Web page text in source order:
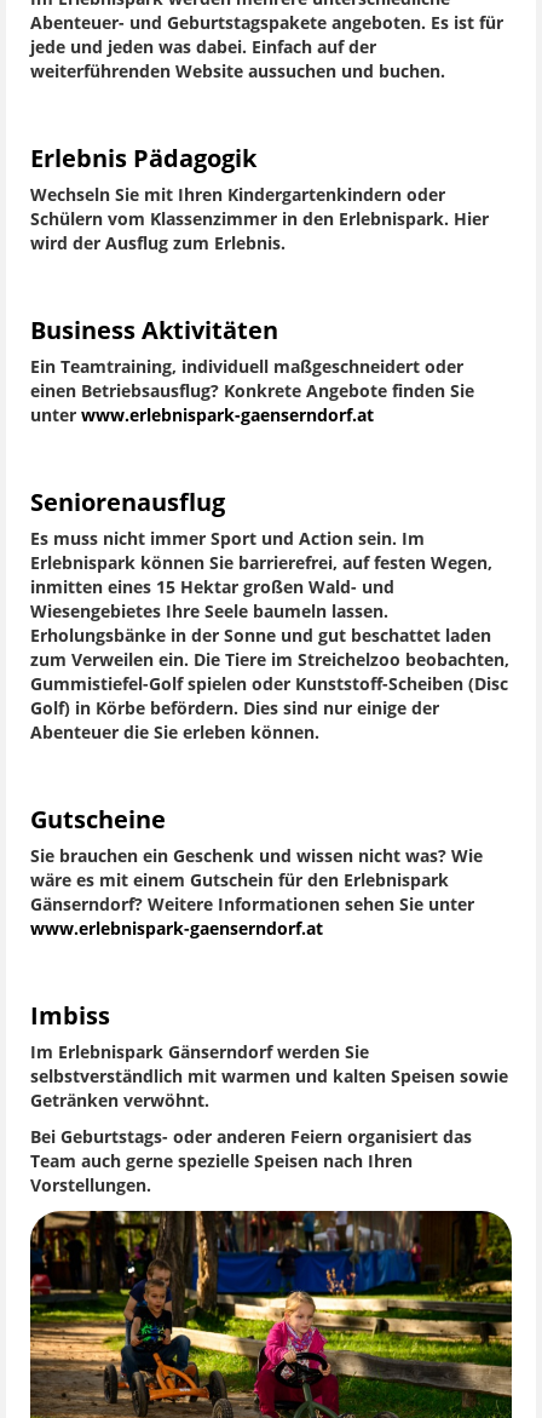
Abenteuer- und Geburtstagspakete angeboten. Es ist für
jede und jeden was dabei. Einfach auf der
weiterführenden Website aussuchen und buchen.
Erlebnis Pädagogik
Wechseln Sie mit Ihren Kindergartenkindern oder
Schülern vom Klassenzimmer in den Erlebnispark. Hier
wird der Ausflug zum Erlebnis.
Business Aktivitäten
Ein Teamtraining, individuell maßgeschneidert oder
einen Betriebsausflug? Konkrete Angebote finden Sie
unter www.erlebnispark-gaenserndorf.at
Seniorenausflug
Es muss nicht immer Sport und Action sein. Im
Erlebnispark können Sie barrierefrei, auf festen Wegen,
inmitten eines 15 Hektar großen Wald- und
Wiesengebietes Ihre Seele baumeln lassen.
Erholungsbänke in der Sonne und gut beschattet laden
zum Verweilen ein. Die Tiere im Streichelzoo beobachten,
Gummistiefel-Golf spielen oder Kunststoff-Scheiben (Disc
Golf) in Körbe befördern. Dies sind nur einige der
Abenteuer die Sie erleben können.
Gutscheine
Sie brauchen ein Geschenk und wissen nicht was? Wie
wäre es mit einem Gutschein für den Erlebnispark
Gänserndorf? Weitere Informationen sehen Sie unter
www.erlebnispark-gaenserndorf.at
Imbiss
Im Erlebnispark Gänserndorf werden Sie
selbstverständlich mit warmen und kalten Speisen sowie
Getränken verwöhnt.
Bei Geburtstags- oder anderen Feiern organisiert das
Team auch gerne spezielle Speisen nach Ihren
Vorstellungen.